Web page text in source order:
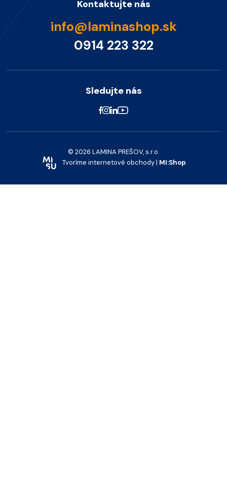
Kontaktujte nás
info@laminashop.sk
0914 223 322
Sledujte nás
© 2026 LAMINA PREŠOV, s.r.o.
Tvoríme internetové obchody | MI:Shop